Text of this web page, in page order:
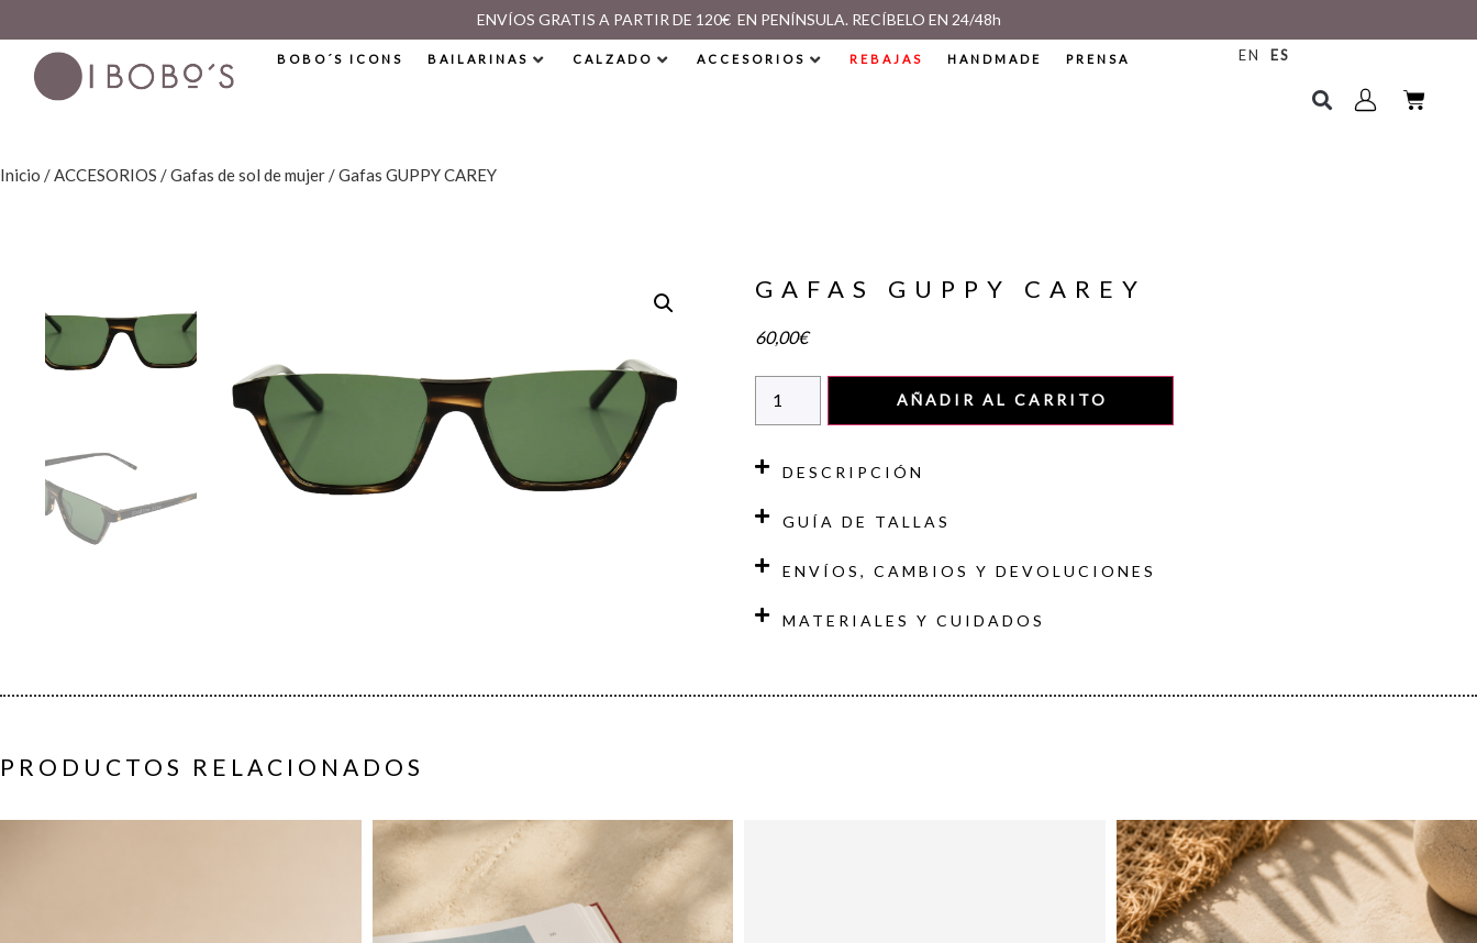
ENVÍOS GRATIS A PARTIR DE 120€ EN PENÍNSULA. RECÍBELO EN 24/48h
BOBO´S ICONS BAILARINAS CALZADO ACCESORIOS REBAJAS HANDMADE PRENSA EN ES
Inicio /ACCESORIOS /Gafas de sol de mujer/ Gafas GUPPY CAREY
GAFAS GUPPY CAREY
60,00€
AÑADIR AL CARRITO
DESCRIPCIÓN
GUÍA DE TALLAS
ENVÍOS, CAMBIOS Y DEVOLUCIONES
MATERIALES Y CUIDADOS
PRODUCTOS RELACIONADOS